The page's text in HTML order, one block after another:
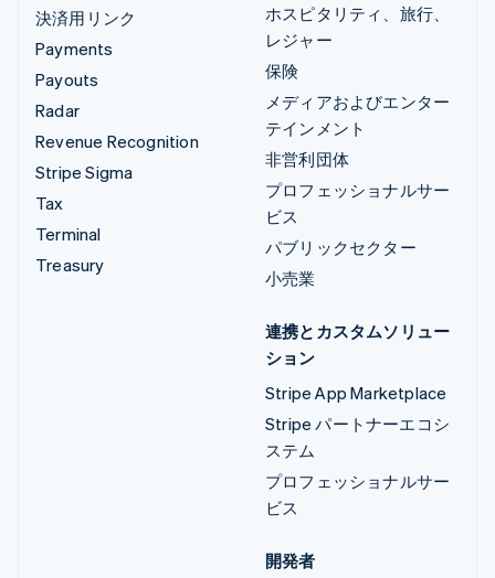
決済用リンク
Payments
Payouts
Radar
Revenue Recognition
Stripe Sigma
Tax
Terminal
Treasury
ホスピタリティ、旅行、
レジャー
保険
メディアおよびエンター
テインメント
非営利団体
プロフェッショナルサー
ビス
パブリックセクター
小売業
連携とカスタムソリュー
ション
Stripe App Marketplace
Stripe パートナーエコシ
ステム
プロフェッショナルサー
ビス
開発者